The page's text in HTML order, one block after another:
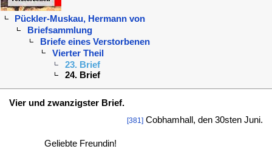
Pückler-Muskau, Hermann von
Briefsammlung
Briefe eines Verstorbenen
Vierter Theil
23. Brief
24. Brief
Vier und zwanzigster Brief.
[381] Cobhamhall, den 30sten Juni.
Geliebte Freundin!